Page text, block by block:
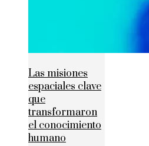
Las misiones
espaciales clave
que
transformaron
el conocimiento
humano